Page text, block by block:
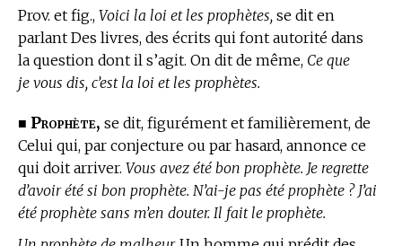
Prov. et fig., Voici la loi et les prophètes, se dit en
parlant Des livres, des écrits qui font autorité dans
la question dont il s’agit. On dit de même, Ce que
je vous dis, c’est la loi et les prophètes.
■ Prophète, se dit, figurément et familièrement, de
Celui qui, par conjecture ou par hasard, annonce ce
qui doit arriver. Vous avez été bon prophète. Je regrette
d’avoir été si bon prophète. N’ai-je pas été prophète ? J’ai
été prophète sans m’en douter. Il fait le prophète.